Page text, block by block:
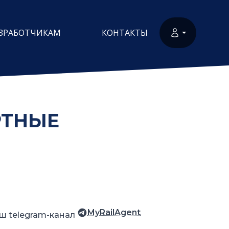
КОНТАКТЫ
telegram-канал MyRailAgent